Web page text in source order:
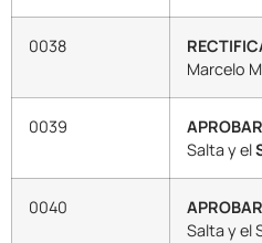
0038
Marcelo
0039 APROBAR
Salta y el
0040 APROBAR
Salta y el